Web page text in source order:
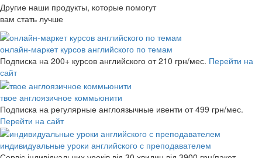
Другие наши продукты, которые помогут
вам стать лучше
онлайн-маркет курсов английского по темам
Подписка на 200+ курсов английского от 210 грн/мес. Перейти на
сайт
твое англоязичное коммьюнити
Подписка на регулярные англоязычные ивенти от 499 грн/мес.
Перейти на сайт
индивидуальные уроки английского с преподавателем